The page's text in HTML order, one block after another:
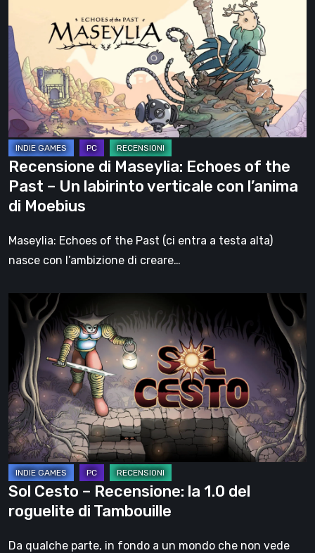
Echoes
of
the
Past
–
Un
labirinto
verticale
con
l’anima
di
Recensione di Maseylia: Echoes of the
Past – Un labirinto verticale con l’anima
di Moebius
Maseylia: Echoes of the Past (ci entra a testa alta)
nasce con l’ambizione di creare…
Cesto
Recensione:
la
1.0
del
roguelite
di
Tambouille
Sol Cesto – Recensione: la 1.0 del
roguelite di Tambouille
Da qualche parte, in fondo a un mondo che non vede